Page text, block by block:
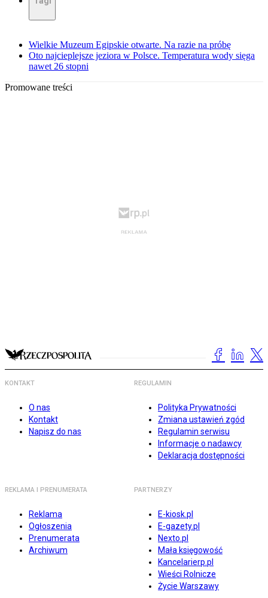
Wielkie Muzeum Egipskie otwarte. Na razie na próbę
Oto najcieplejsze jeziora w Polsce. Temperatura wody sięga
nawet 26 stopni
Promowane treści
KONTAKT
O nas
Kontakt
Napisz do nas
REGULAMIN
Polityka Prywatności
Zmiana ustawień zgód
Regulamin serwisu
Informacje o nadawcy
Deklaracja dostępności
REKLAMA I PRENUMERATA
Reklama
Ogłoszenia
Prenumerata
Archiwum
PARTNERZY
E-kiosk.pl
E-gazety.pl
Nexto.pl
Mała księgowość
Kancelarierp.pl
Wieści Rolnicze
Życie Warszawy